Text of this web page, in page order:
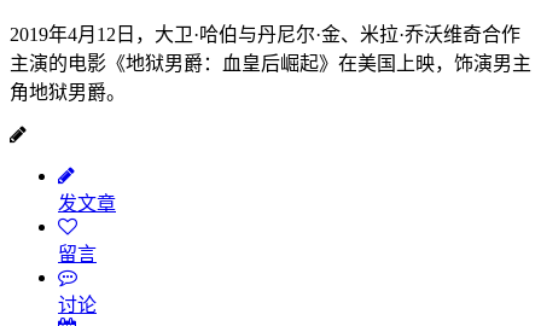
2019年4月12日，大卫·哈伯与丹尼尔·金、米拉·乔沃维奇合作
主演的电影《地狱男爵：血皇后崛起》在美国上映，饰演男主
角地狱男爵。
发文章
留言
讨论